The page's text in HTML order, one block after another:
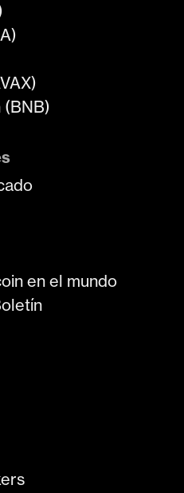
(BNB)
en el mundo